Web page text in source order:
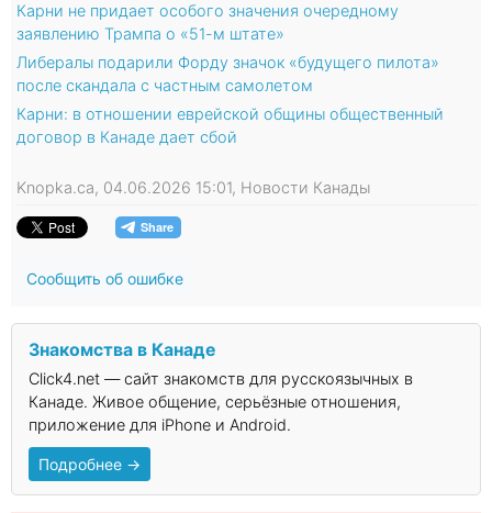
Карни не придает особого значения очередному
заявлению Трампа о «51-м штате»
Либералы подарили Форду значок «будущего пилота»
после скандала с частным самолетом
Карни: в отношении еврейской общины общественный
договор в Канаде дает сбой
Knopka.ca, 04.06.2026 15:01, Новости Канады
Сообщить об ошибке
Знакомства в Канаде
Click4.net — сайт знакомств для русскоязычных в
Канаде. Живое общение, серьёзные отношения,
приложение для iPhone и Android.
Подробнее →